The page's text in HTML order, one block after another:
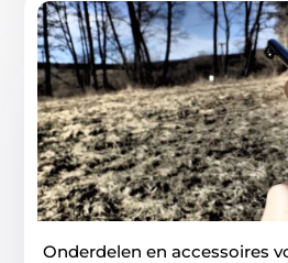
Onderdelen en accessoires